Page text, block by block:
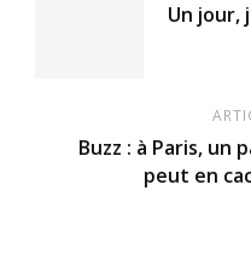
Un jour,
Buzz : à Paris, un
peut en